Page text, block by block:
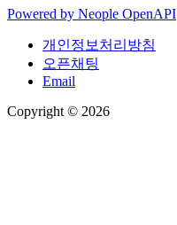
Powered by Neople OpenAPI
개인정보처리방침
오픈채팅
Email
Copyright © 2026